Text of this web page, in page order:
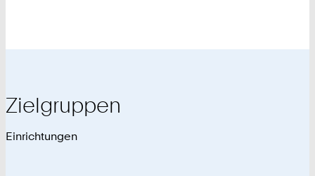
Zielgruppen
Einrichtungen